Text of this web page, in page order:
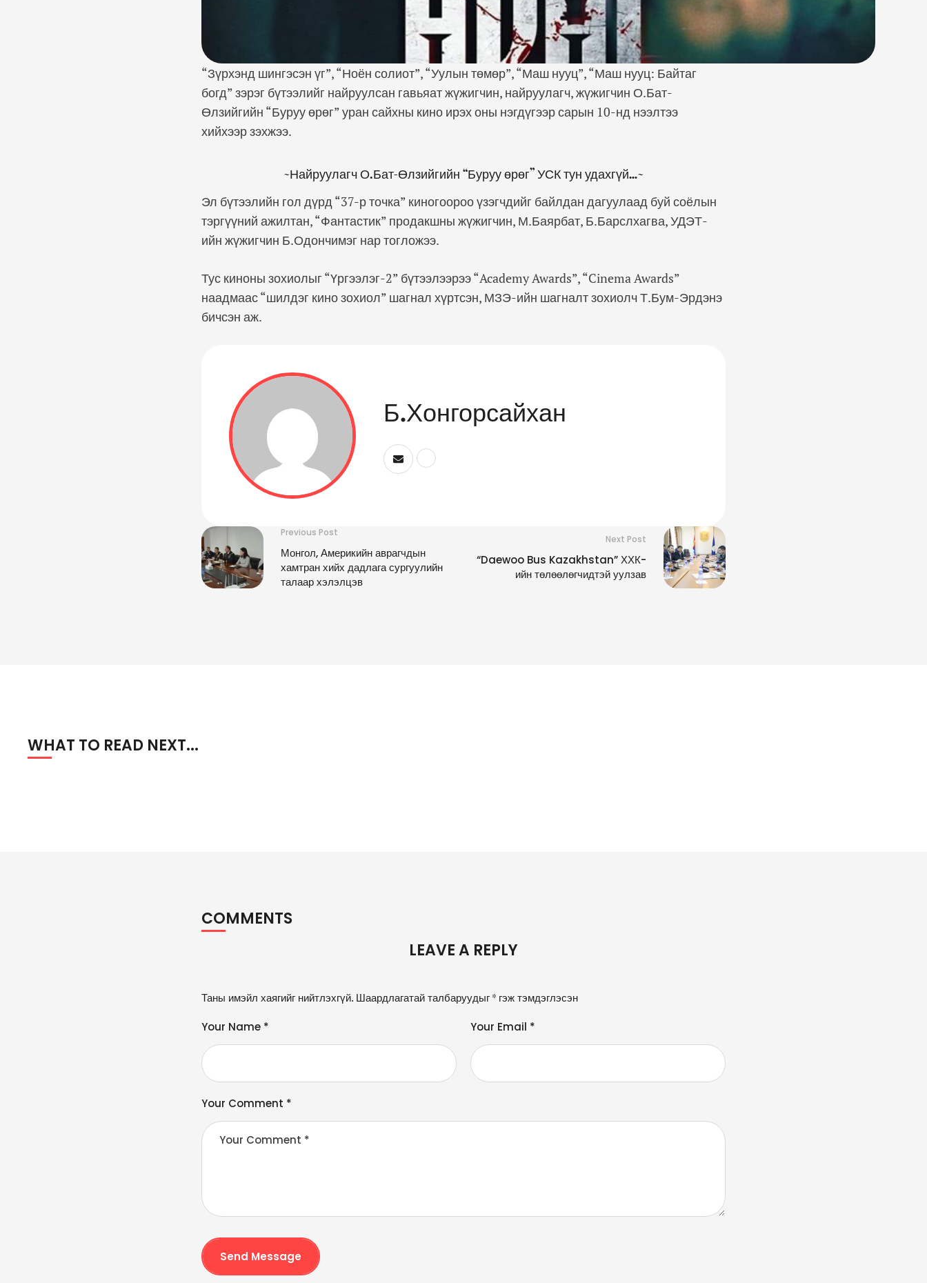
“Зүрхэнд шингэсэн үг”, “Ноён солиот”, “Уулын төмөр”, “Маш нууц”, “Маш нууц: Байтаг
богд” зэрэг бүтээлийг найруулсан гавьяат жүжигчин, найруулагч, жүжигчин О.Бат-
Өлзийгийн “Буруу өрөг” уран сайхны кино ирэх оны нэгдүгээр сарын 10-нд нээлтээ
хийхээр зэхжээ.
~Найруулагч О.Бат-Өлзийгийн “Буруу өрөг” УСК тун удахгүй…~
Эл бүтээлийн гол дүрд “37-р точка” киногоороо үзэгчдийг байлдан дагуулаад буй соёлын
тэргүүний ажилтан, “Фантастик” продакшны жүжигчин, М.Баярбат, Б.Барслхагва, УДЭТ-
ийн жүжигчин Б.Одончимэг нар тогложээ.
Тус киноны зохиолыг “Үргээлэг-2” бүтээлээрээ “Academy Awards”, “Cinema Awards”
наадмаас “шилдэг кино зохиол” шагнал хүртсэн, МЗЭ-ийн шагналт зохиолч Т.Бум-Эрдэнэ
бичсэн аж.
Б.Хонгорсайхан
Previous Post
Монгол, Америкийн аврагчдын
хамтран хийх дадлага сургуулийн
талаар хэлэлцэв
Next Post
“Daewoo Bus Kazakhstan” ХХК-
ийн төлөөлөгчидтэй уулзав
WHAT TO READ NEXT...
COMMENTS
LEAVE A REPLY
Таны имэйл хаягийг нийтлэхгүй. Шаардлагатай талбаруудыг * гэж тэмдэглэсэн
Your Comment *
Your Name * Your Email *
Send Message
A
e
n
a
v